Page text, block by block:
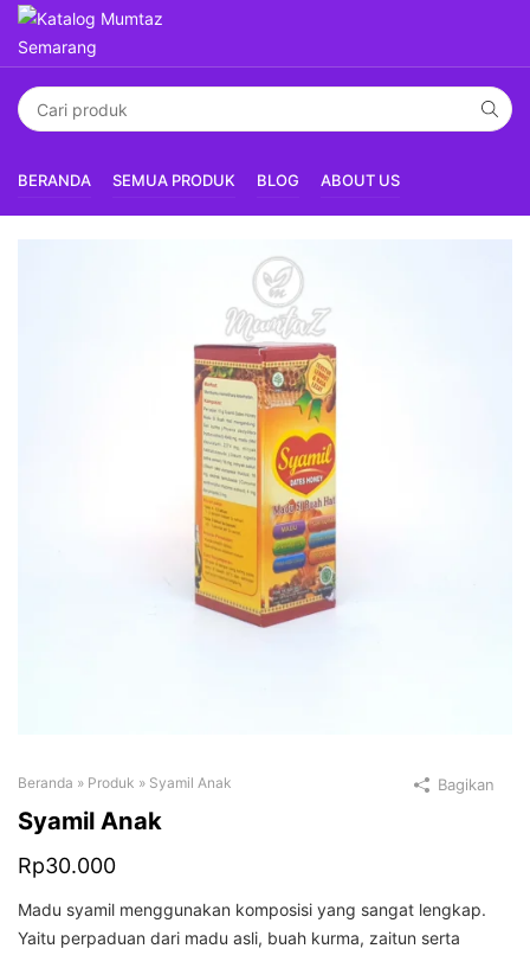
BERANDA SEMUA PRODUK BLOG ABOUT US
Beranda » Produk » Syamil Anak
Syamil Anak
Rp30.000
Madu syamil menggunakan komposisi yang sangat lengkap.
Yaitu perpaduan dari madu asli, buah kurma, zaitun serta
Bagikan